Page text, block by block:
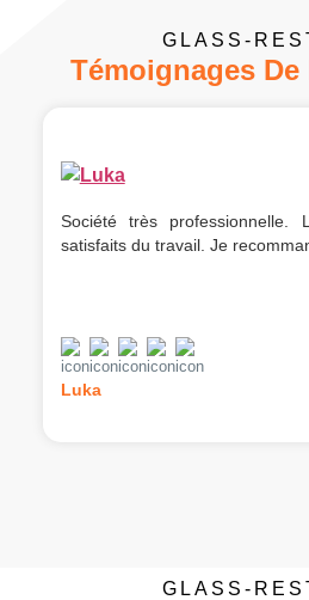
GLASS-
Témoignages
Luka
Société très professionnelle.
satisfaits du travail. Je
GLASS-